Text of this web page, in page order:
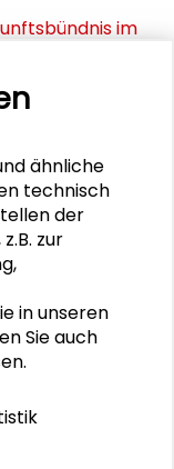
im
Darmstadt
vor Ort
ähnliche
technisch
der
zur
in unseren
Sie auch